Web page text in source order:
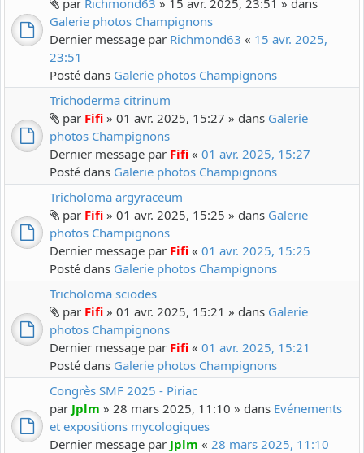
par Richmond63 » 15 avr. 2025, 23:51 » dans
Galerie photos Champignons
Dernier message par Richmond63 « 15 avr. 2025,
23:51
Posté dans Galerie photos Champignons
Trichoderma citrinum
par Fifi » 01 avr. 2025, 15:27 » dans Galerie
photos Champignons
Dernier message par Fifi « 01 avr. 2025, 15:27
Posté dans Galerie photos Champignons
Tricholoma argyraceum
par Fifi » 01 avr. 2025, 15:25 » dans Galerie
photos Champignons
Dernier message par Fifi « 01 avr. 2025, 15:25
Posté dans Galerie photos Champignons
Tricholoma sciodes
par Fifi » 01 avr. 2025, 15:21 » dans Galerie
photos Champignons
Dernier message par Fifi « 01 avr. 2025, 15:21
Posté dans Galerie photos Champignons
Congrès SMF 2025 - Piriac
par Jplm » 28 mars 2025, 11:10 » dans Evénements
et expositions mycologiques
Dernier message par Jplm « 28 mars 2025, 11:10